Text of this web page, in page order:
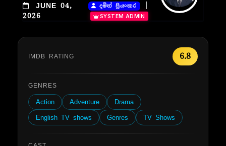
JUNE 04,
2026
දමිත් ප්‍රියංකර |
SYSTEM ADMIN
IMDB RATING 6.8
GENRES
Action Adventure
Drama
English TV shows
Genres TV Shows